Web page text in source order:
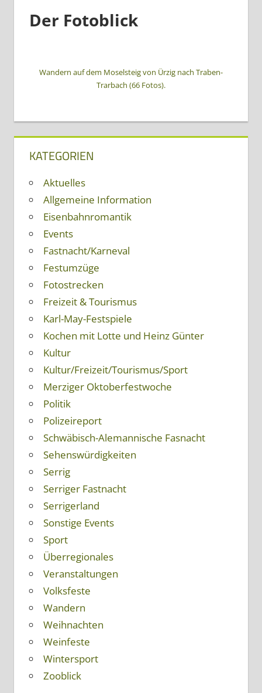
Der Fotoblick
Wandern auf dem Moselsteig von Ürzig nach Traben-
Trarbach (66 Fotos).
KATEGORIEN
Aktuelles
Allgemeine Information
Eisenbahnromantik
Events
Fastnacht/Karneval
Festumzüge
Fotostrecken
Freizeit & Tourismus
Karl-May-Festspiele
Kochen mit Lotte und Heinz Günter
Kultur
Kultur/Freizeit/Tourismus/Sport
Merziger Oktoberfestwoche
Politik
Polizeireport
Schwäbisch-Alemannische Fasnacht
Sehenswürdigkeiten
Serrig
Serriger Fastnacht
Serrigerland
Sonstige Events
Sport
Überregionales
Veranstaltungen
Volksfeste
Wandern
Weihnachten
Weinfeste
Wintersport
Zooblick